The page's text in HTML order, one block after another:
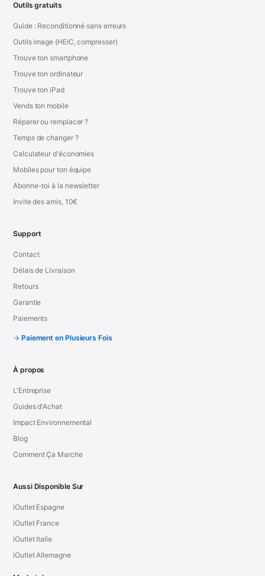
Outils gratuits
Guide : Reconditionné sans erreurs
Outils image (HEIC, compresser)
Trouve ton smartphone
Trouve ton ordinateur
Trouve ton iPad
Vends ton mobile
Réparer ou remplacer ?
Temps de changer ?
Calculateur d'économies
Mobiles pour ton équipe
Abonne-toi à la newsletter
Invite des amis, 10€
Support
Contact
Délais de Livraison
Retours
Garantie
Paiements
Paiement en Plusieurs Fois
À propos
L'Entreprise
Guides d'Achat
Impact Environnemental
Blog
Comment Ça Marche
Aussi Disponible Sur
iOutlet Espagne
iOutlet France
iOutlet Italie
iOutlet Allemagne